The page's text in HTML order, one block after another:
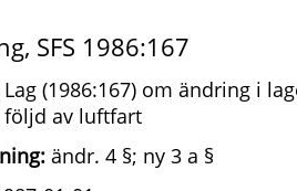
SFS 1986:167
Lag (1986:167) om ändring i
följd av luftfart
ändr. 4 §; ny 3 a §